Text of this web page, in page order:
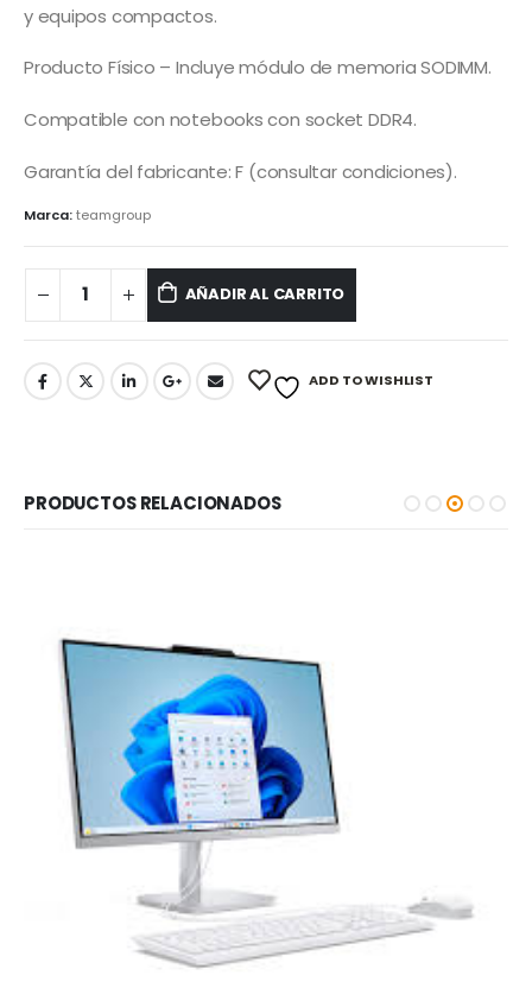
y equipos compactos.
Producto Físico – Incluye módulo de memoria SODIMM.
Compatible con notebooks con socket DDR4.
Garantía del fabricante: F (consultar condiciones).
Marca:teamgroup
AÑADIR AL CARRITO
ADD TO WISHLIST
PRODUCTOS RELACIONADOS